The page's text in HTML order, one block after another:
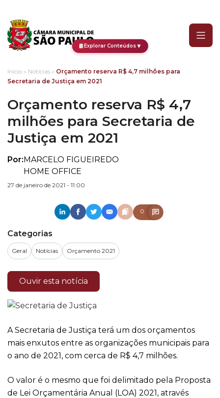
Explorar Conteúdos▼
Início » Notícias » Orçamento reserva R$ 4,7 milhões para
Secretaria de Justiça em 2021
Orçamento reserva R$ 4,7
milhões para Secretaria de
Justiça em 2021
Por:MARCELO FIGUEIREDO
HOME OFFICE
27 de janeiro de 2021 - 11:00
0
Categorias
Geral Notícias Orçamento 2021
Ouvir esta notícia
A Secretaria de Justiça terá um dos orçamentos
mais enxutos entre as organizações municipais para
o ano de 2021, com cerca de R$ 4,7 milhões.
O valor é o mesmo que foi delimitado pela Proposta
de Lei Orçamentária Anual (LOA) 2021, através